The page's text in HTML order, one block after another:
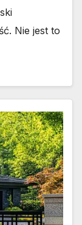
Nie jest to